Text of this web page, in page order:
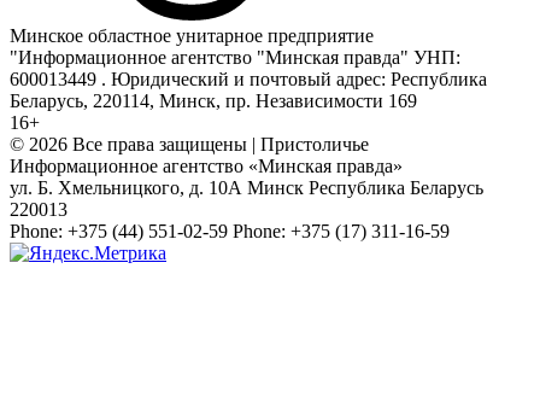
Минское областное унитарное предприятие
"Информационное агентство "Минская правда" УНП:
600013449 . Юридический и почтовый адрес: Республика
Беларусь, 220114, Минск, пр. Независимости 169
16+
© 2026 Все права защищены | Пристоличье
Информационное агентство «Минская правда»
ул. Б. Хмельницкого, д. 10А Минск Республика Беларусь
220013
Phone: +375 (44) 551-02-59 Phone: +375 (17) 311-16-59